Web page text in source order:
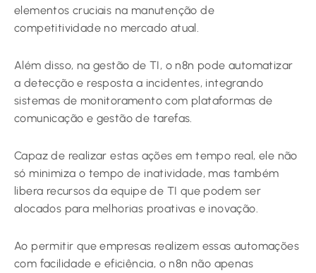
elementos cruciais na manutenção de
competitividade no mercado atual.
Além disso, na gestão de TI, o n8n pode automatizar
a detecção e resposta a incidentes, integrando
sistemas de monitoramento com plataformas de
comunicação e gestão de tarefas.
Capaz de realizar estas ações em tempo real, ele não
só minimiza o tempo de inatividade, mas também
libera recursos da equipe de TI que podem ser
alocados para melhorias proativas e inovação.
Ao permitir que empresas realizem essas automações
com facilidade e eficiência, o n8n não apenas